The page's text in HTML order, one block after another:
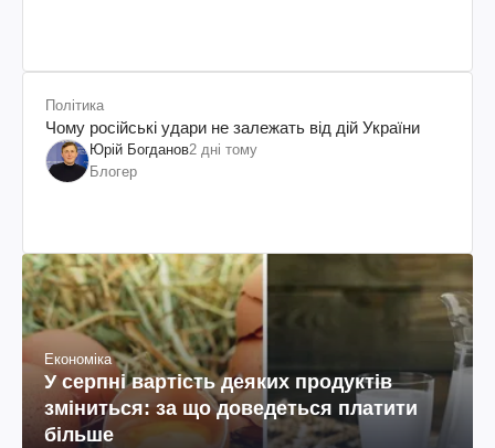
Політика
Чому російські удари не залежать від дій України
Юрій Богданов2 дні тому
Блогер
Економіка
У серпні вартість деяких продуктів
зміниться: за що доведеться платити
більше